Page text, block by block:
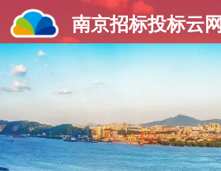
南京招标投标云网